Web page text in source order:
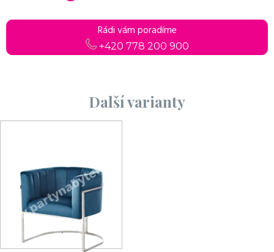
Rádi vám poradíme
+420 778 200 900
Další varianty